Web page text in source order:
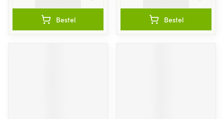
Bestel Bestel